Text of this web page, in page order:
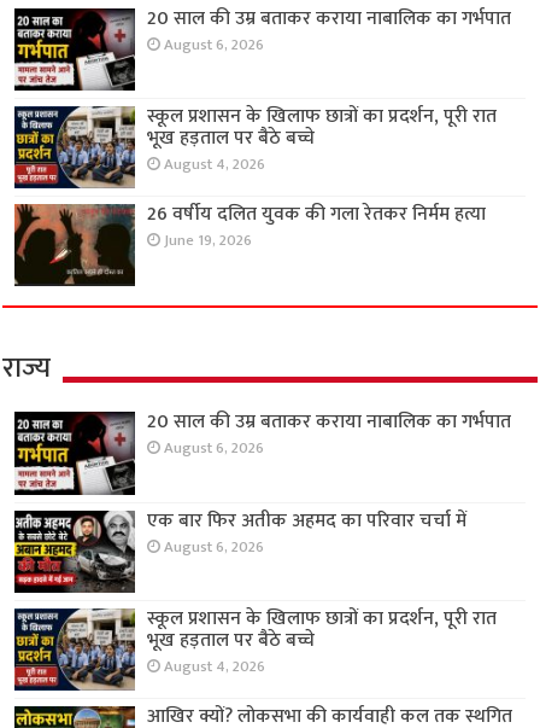
20 साल की उम्र बताकर कराया नाबालिक का गर्भपात
August 6, 2026
स्कूल प्रशासन के खिलाफ छात्रों का प्रदर्शन, पूरी रात
भूख हड़ताल पर बैठे बच्चे
August 4, 2026
26 वर्षीय दलित युवक की गला रेतकर निर्मम हत्या
June 19, 2026
राज्य
20 साल की उम्र बताकर कराया नाबालिक का गर्भपात
August 6, 2026
एक बार फिर अतीक अहमद का परिवार चर्चा में
August 6, 2026
स्कूल प्रशासन के खिलाफ छात्रों का प्रदर्शन, पूरी रात
भूख हड़ताल पर बैठे बच्चे
August 4, 2026
आखिर क्यों? लोकसभा की कार्यवाही कल तक स्थगित